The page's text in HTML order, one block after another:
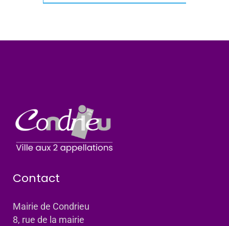
Contact
Mairie de Condrieu
8, rue de la mairie